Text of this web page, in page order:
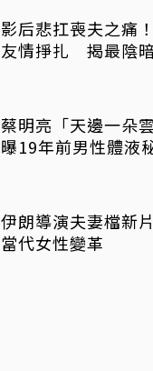
影后悲扛喪夫之痛
友情掙扎 揭最陰
蔡明亮「天邊一朵
曝19年前男性體液
伊朗導演夫妻檔新
當代女性變革